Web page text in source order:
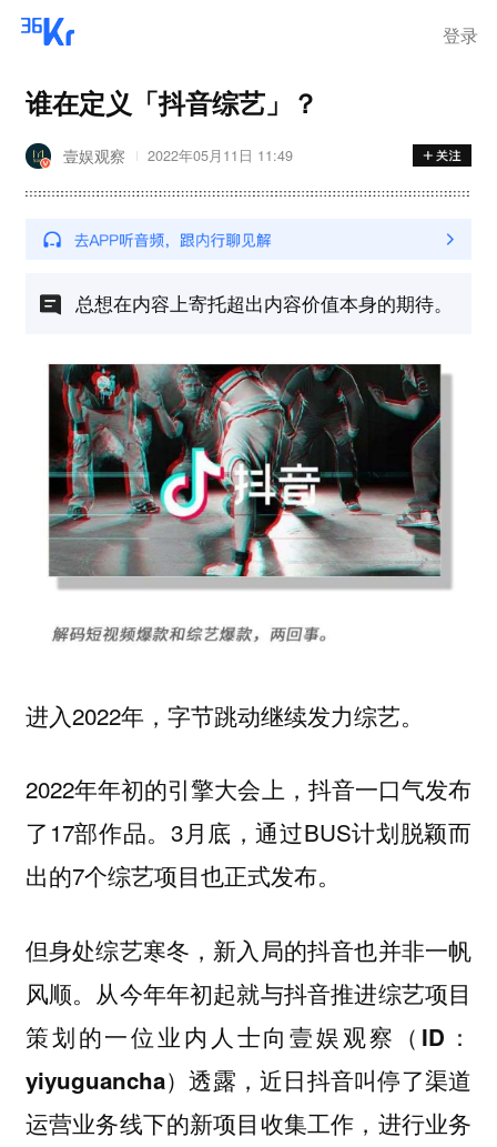
登录
谁在定义「抖音综艺」？
壹娱观察 2022年05月11日 11:49
总想在内容上寄托超出内容价值本身的期待。
进入2022年，字节跳动继续发力综艺。
2022年年初的引擎大会上，抖音一口气发布
了17部作品。3月底，通过BUS计划脱颖而
出的7个综艺项目也正式发布。
但身处综艺寒冬，新入局的抖音也并非一帆
风顺。从今年年初起就与抖音推进综艺项目
策划的一位业内人士向壹娱观察（ID：
yiyuguancha）透露，近日抖音叫停了渠道
运营业务线下的新项目收集工作，进行业务